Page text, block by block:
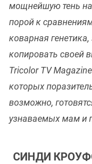
мощнейшую тень
порой к
коварная
копировать своей
Tricolor TV
которых
возможно,
узнаваемых мам и
СИНДИ